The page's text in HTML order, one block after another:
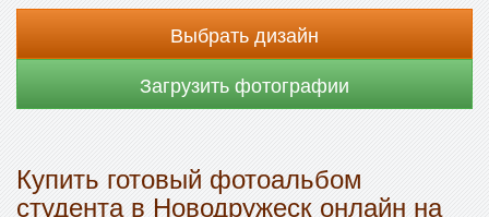
Выбрать дизайн
Загрузить фотографии
Купить готовый фотоальбом
студента в Новодружеск онлайн на